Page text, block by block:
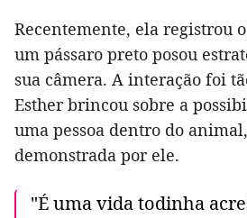
Recentemente, ela registrou
um pássaro preto posou
sua câmera. A interação foi
Esther brincou sobre a
uma pessoa dentro do
demonstrada por ele.
"É uma vida todinha